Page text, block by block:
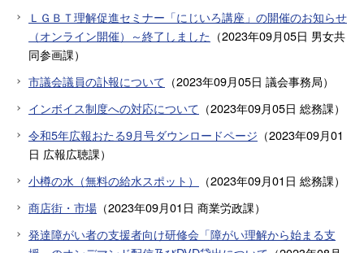
ＬＧＢＴ理解促進セミナー「にじいろ講座」の開催のお知らせ
（オンライン開催）～終了しました （2023年09月05日 男女共
同参画課）
市議会議員の訃報について （2023年09月05日 議会事務局）
インボイス制度への対応について （2023年09月05日 総務課）
令和5年広報おたる9月号ダウンロードページ （2023年09月01
日 広報広聴課）
小樽の水（無料の給水スポット）
（2023年09月01日 総務課）
商店街・市場 （2023年09月01日 商業労政課）
発達障がい者の支援者向け研修会「障がい理解から始まる支